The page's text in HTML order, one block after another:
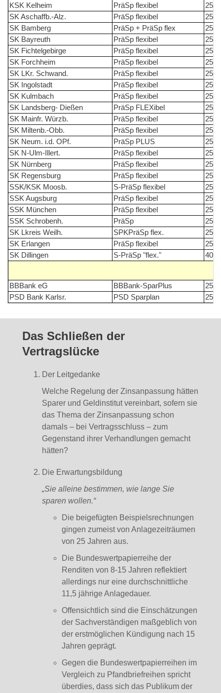
KSK Kelheim
PräSp flexibel
25
SK Aschaffb.-Alz.
PräSp flexibel
25
SK Bamberg
PräSp + PräSp flex
25
SK Bayreuth
PräSp flexibel
25
SK Fichtelgebirge
PräSp flexibel
25
SK Forchheim
PräSp flexibel
25
SK LKr. Schwand.
PräSp flexibel
25
SK Ingolstadt
PräSp flexibel
25
SK Kulmbach
PräSp flexibel
25
SK Landsberg- Dießen
PräSp FLEXibel
25
SK Mainfr. Würzb.
PräSp flexibel
25
SK Miltenb.-Obb.
PräSp flexibel
25
SK Neum. i.d. OPf.
PräSp PLUS
25
SK N-Ulm-Illert.
PräSp flexibel
25
SK Nürnberg
PräSp flexibel
25
SK Regensburg
PräSp flexibel
25
SSK/KSK Moosb.
S-PräSp flexibel
25
SSK Augsburg
PräSp flexibel
25
SSK München
PräSp flexibel
25
SSK Schrobenh.
PräSp
25
SK Lkreis Weilh.
SPKPräSp flex.
25
SK Erlangen
PräSp flexibel
25
SK Dillingen
S-PräSp "flex." 40
BBBank eG BBBank-SparPlus
25
PSD Bank Karlsr.
PSD Sparplan 25
Das Schließen der
Vertragslücke
Der Leitgedanke
Welche Regelung der Zinsanpassung hätten
Sparer und Geldinstitut vereinbart, sofern sie
das Thema der Zinsanpassung schon
damals – bei Vertragsschluss – zum
Gegenstand ihrer Verhandlungen gemacht
hätten?
Die Erwartungsbildung
„Sie alleine bestimmen, wie lange Sie
sparen wollen.“
Die beigefügten Beispielsrechnungen
gingen zumeist von Anlagezeiträumen
von 25 Jahren aus.
Die Bundeswertpapierreihe der
Renditen von 8-15 Jahren reflektiert
allerdings nur eine durchschnittliche
11,5 jährige Anlagedauer.
Offensichtlich sind die Einschätzungen
der Sachverständigen maßgeblich von
der erstmöglichen Kündigung nach 15
Jahren geprägt.
Gegen die Bundeswertpapierreihen im
Vergleich zu Pfandbriefreihen spricht
überdies, dass sich das Publikum der